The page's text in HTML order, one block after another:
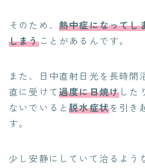
そのため、 熱中症になってし
しまうことがあるんです。
また、日中直射日光を長時間
直に受けて過度に日焼けした
ないでいると脱水症状を引き
す。
少し安静にしていて治るよう